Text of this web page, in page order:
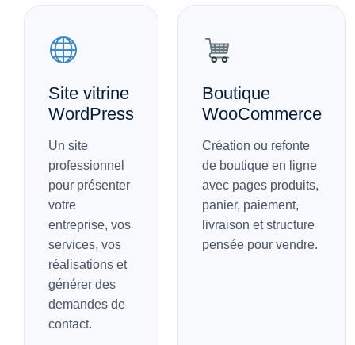
Site vitrine
WordPress
Un site
professionnel
pour présenter
votre
entreprise, vos
services, vos
réalisations et
générer des
demandes de
contact.
Boutique
WooCommerce
Création ou refonte
de boutique en ligne
avec pages produits,
panier, paiement,
livraison et structure
pensée pour vendre.